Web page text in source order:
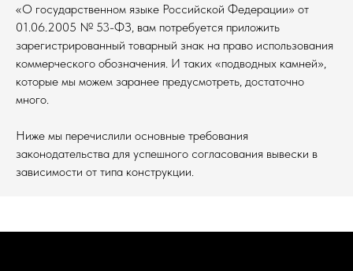
«О государственном языке Российской Федерации» от
01.06.2005 № 53-ФЗ, вам потребуется приложить
зарегистрированный товарный знак на право использования
коммерческого обозначения. И таких «подводных камней»,
которые мы можем заранее предусмотреть, достаточно
много.
Ниже мы перечислили основные требования
законодательства для успешного согласования вывески в
зависимости от типа конструкции.